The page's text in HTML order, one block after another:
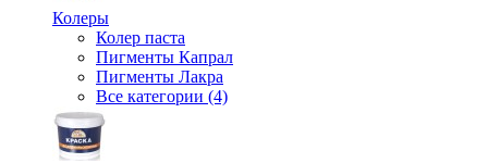
Колеры
Колер паста
Пигменты Капрал
Пигменты Лакра
Все категории (4)